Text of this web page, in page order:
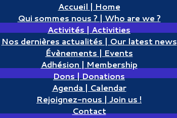
Accueil | Home
Qui sommes nous ? | Who are we ?
Activités | Activities
Nos dernières actualités | Our latest news
Évènements | Events
Adhésion | Membership
Dons | Donations
Agenda | Calendar
Rejoignez-nous | Join us !
Contact